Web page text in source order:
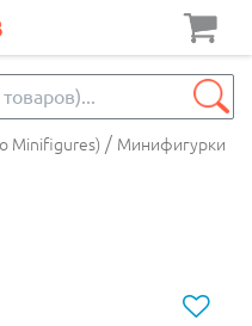
Minifigures) / Минифигурки